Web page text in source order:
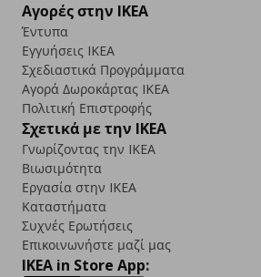
Αγορές στην IKEA
Έντυπα
Εγγυήσεις IKEA
Σχεδιαστικά Προγράμματα
Αγορά Δωρoκάρτας IKEA
Πολιτική Επιστροφής
Σχετικά με την IKEA
Γνωρίζοντας την IKEA
Βιωσιμότητα
Εργασία στην IKEA
Καταστήματα
Συχνές Ερωτήσεις
Επικοινωνήστε μαζί μας
IKEA in Store App: